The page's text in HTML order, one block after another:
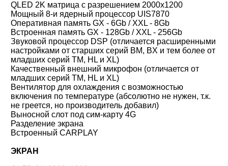
QLED 2K матрица с разрешением 2000x1200
Мощный 8-и ядерный процессор UIS7870
Оперативная память GX - 6Gb / XXL - 8Gb
Встроенная память GX - 128Gb / XXL - 256Gb
Звуковой процессор DSP (отличается расширенными
настройками от старших серий BM, BX и тем более от
младших серий TM, HL и XL)
Качественный внешний микрофон (отличается от
младших серий TM, HL и XL)
Вентилятор для охлаждения с возможностью
включения по температуре (абсолютно не нужен, т.к.
не греется, но производитель добавил)
Выносной слот под сим-карту 4G
Разделение экрана
Встроенный CARPLAY
ЭКРАН